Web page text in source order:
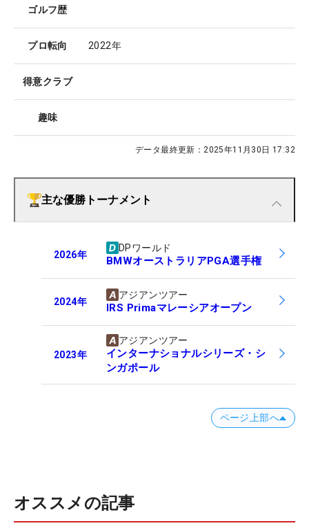
ゴルフ歴
プロ転向 2022年
得意クラブ
趣味
データ最終更新：2025年11月30日 17:32
主な優勝トーナメント
2026年
DPワールド
BMWオーストラリアPGA選手権
2024年
アジアンツアー
IRS Primaマレーシアオープン
2023年
アジアンツアー
インターナショナルシリーズ・シ
ンガポール
ページ上部へ
オススメの記事